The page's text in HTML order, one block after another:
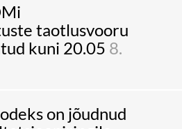
taotlusvooru
kuni 20.05 8.
on jõudnud